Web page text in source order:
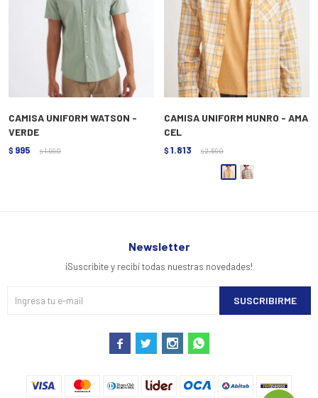
CAMISA UNIFORM WATSON -
VERDE
$ 995 $ 1.990
CAMISA UNIFORM MUNRO - AMA
CEL
$ 1.813 $ 2.590
Newsletter
¡Suscribite y recibí todas nuestras novedades!
SUSCRIBIRME
   